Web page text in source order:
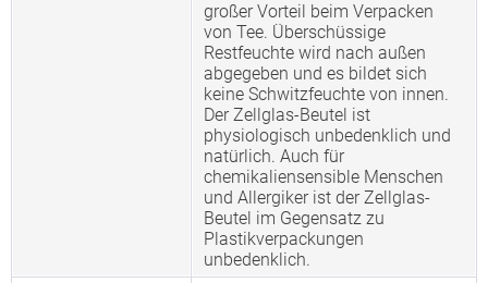
großer Vorteil beim Verpacken
von Tee. Überschüssige
Restfeuchte wird nach außen
abgegeben und es bildet sich
keine Schwitzfeuchte von innen.
Der Zellglas-Beutel ist
physiologisch unbedenklich und
natürlich. Auch für
chemikaliensensible Menschen
und Allergiker ist der Zellglas-
Beutel im Gegensatz zu
Plastikverpackungen
unbedenklich.